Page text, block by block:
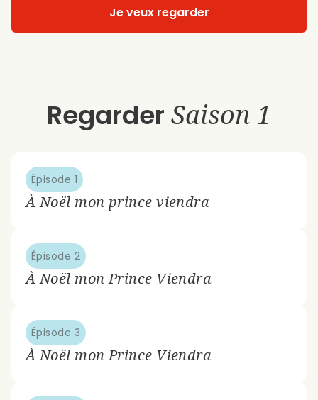
Je veux regarder
Regarder Saison 1
Épisode 1
À Noël mon prince viendra
Épisode 2
À Noël mon Prince Viendra
Épisode 3
À Noël mon Prince Viendra